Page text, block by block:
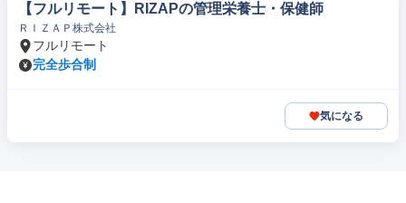
【フルリモート】RIZAPの管理栄養士・保健師
ＲＩＺＡＰ株式会社
フルリモート
完全歩合制
気になる